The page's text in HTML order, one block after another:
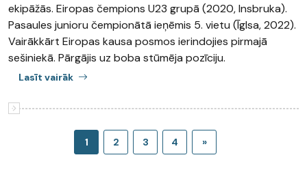
ekipāžās. Eiropas čempions U23 grupā (2020, Insbruka).
Pasaules junioru čempionātā ieņēmis 5. vietu (Īglsa, 2022).
Vairākkārt Eiropas kausa posmos ierindojies pirmajā
sešiniekā. Pārgājis uz boba stūmēja pozīciju.
Lasīt vairāk
1 2 3 4 »